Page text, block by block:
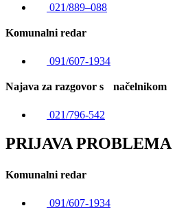
021/889–088
Komunalni redar
091/607-1934
Najava za razgovor s načelnikom
021/796-542
PRIJAVA PROBLEMA
Komunalni redar
091/607-1934